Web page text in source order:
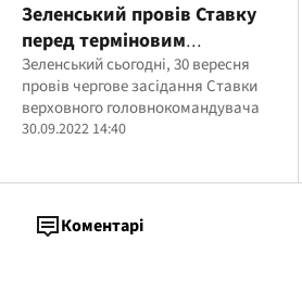
Зеленський провів Ставку
перед терміновим
засіданням РНБО: що
розглянули
Зеленський сьогодні, 30 вересня
провів чергове засідання Ставки
верховного головнокомандувача
30.09.2022 14:40
Коментарі